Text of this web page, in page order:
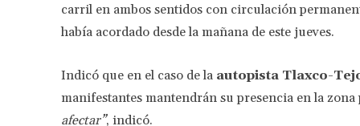
carril en ambos sentidos con circulación
había acordado desde la mañana de este jueves.
Indicó que en el caso de la autopista Tlaxco-
manifestantes mantendrán su presencia en la
afectar”, indicó.